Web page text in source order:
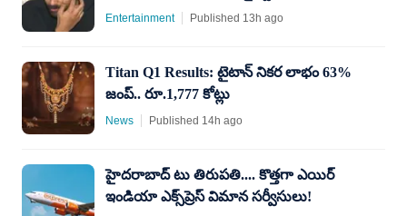
Entertainment Published 13h ago
Titan Q1 Results: టైటాన్ నికర లాభం 63%
జంప్.. రూ.1,777 కోట్లు
News Published 14h ago
హైదరాబాద్‌ టు తిరుపతి.... కొత్తగా ఎయిర్‌
ఇండియా ఎక్స్‌ప్రెస్‌ విమాన సర్వీసులు!